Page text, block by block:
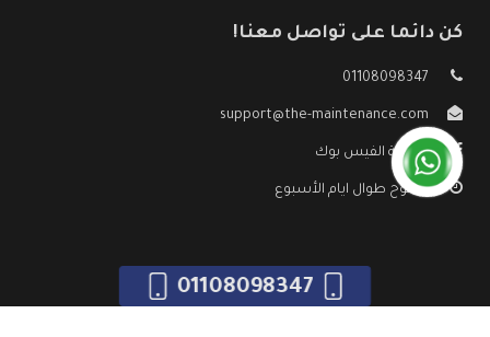
كن دائما على تواصل معنا!
01108098347
support@the-maintenance.com
صفحة الفيس بوك
مفتوح طوال ايام الأسبوع
01108098347